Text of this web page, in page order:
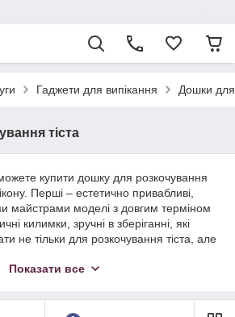
Гаджети для випікання Дошки для
тіста
купити дошку для розкочування
Перші – естетично привабливі,
майстрами моделі з довгим терміном
килимки, зручні в зберіганні, які
не тільки для розкочування тіста, але
з якісних матеріалів. Виробляються в
Показати все